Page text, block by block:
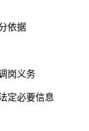
依据
岗义务
定必要信息